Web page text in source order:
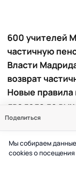
Поделиться
600 учителей
частичную
Власти
возврат
Новые правила
два года до
затрагивает
подход к
В Мадриде
Мы собираем
cookies о